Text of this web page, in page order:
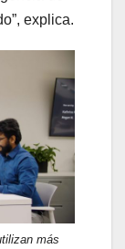
explica.
más